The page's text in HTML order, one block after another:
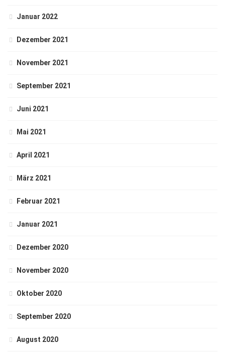
Januar 2022
Dezember 2021
November 2021
September 2021
Juni 2021
Mai 2021
April 2021
März 2021
Februar 2021
Januar 2021
Dezember 2020
November 2020
Oktober 2020
September 2020
August 2020